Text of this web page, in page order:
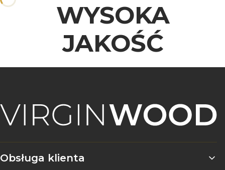
WYSOKA
JAKOŚĆ
Linki w stopce
Obsługa klienta